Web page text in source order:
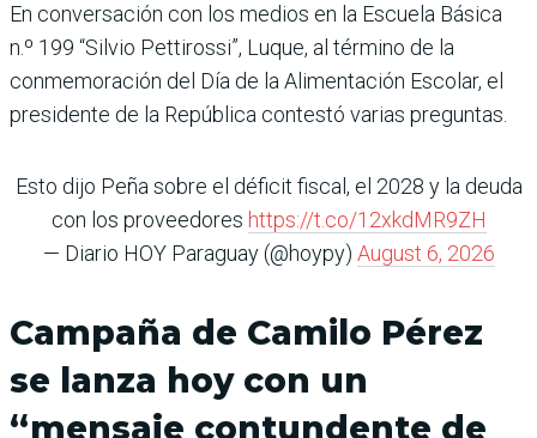
En conversación con los medios en la Escuela Básica
n.º 199 “Silvio Pettirossi”, Luque, al término de la
conmemoración del Día de la Alimentación Escolar, el
presidente de la República contestó varias preguntas.
Esto dijo Peña sobre el déficit fiscal, el 2028 y la deuda
con los proveedores https://t.co/12xkdMR9ZH
— Diario HOY Paraguay (@hoypy) August 6, 2026
Campaña de Camilo Pérez
se lanza hoy con un
“mensaje contundente de